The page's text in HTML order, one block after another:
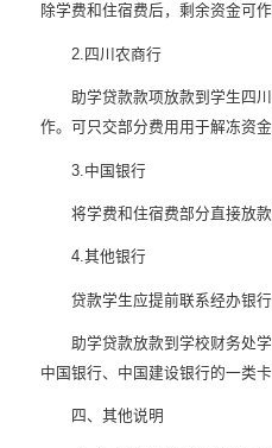
除学费和住宿费后，剩余资金可作
2.四川农商行
助学贷款款项放款到学生四川
作。可只交部分费用用于解冻资
3.中国银行
将学费和住宿费部分直接放
4.其他银行
贷款学生应提前联系经办银
助学贷款放款到学校财务处
中国银行、中国建设银行的一类
四、其他说明